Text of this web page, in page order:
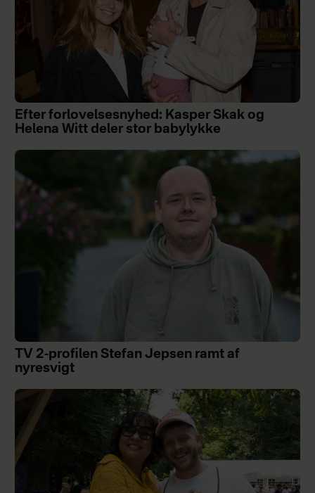
Efter forlovelsesnyhed: Kasper Skak og
Helena Witt deler stor babylykke
TV 2-profilen Stefan Jepsen ramt af
nyresvigt